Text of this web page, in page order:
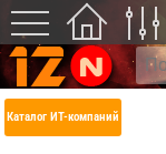
Каталог ИТ-компаний